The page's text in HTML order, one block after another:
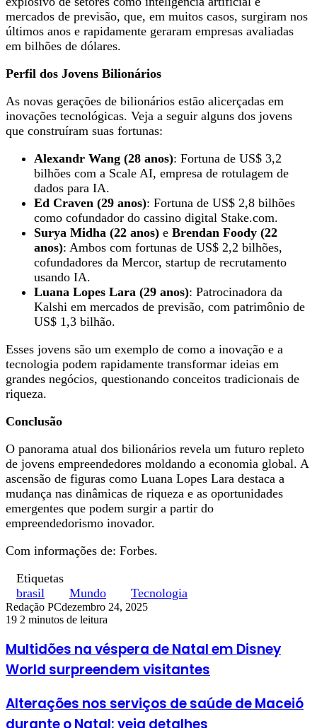
mercados de previsão, que, em muitos casos, surgiram nos
últimos anos e rapidamente geraram empresas avaliadas
em bilhões de dólares.
Perfil dos Jovens Bilionários
As novas gerações de bilionários estão alicerçadas em
inovações tecnológicas. Veja a seguir alguns dos jovens
que construíram suas fortunas:
Alexandr Wang (28 anos): Fortuna de US$ 3,2
bilhões com a Scale AI, empresa de rotulagem de
dados para IA.
Ed Craven (29 anos): Fortuna de US$ 2,8 bilhões
como cofundador do cassino digital Stake.com.
Surya Midha (22 anos) e Brendan Foody (22
anos): Ambos com fortunas de US$ 2,2 bilhões,
cofundadores da Mercor, startup de recrutamento
usando IA.
Luana Lopes Lara (29 anos): Patrocinadora da
Kalshi em mercados de previsão, com patrimônio de
US$ 1,3 bilhão.
Esses jovens são um exemplo de como a inovação e a
tecnologia podem rapidamente transformar ideias em
grandes negócios, questionando conceitos tradicionais de
riqueza.
Conclusão
O panorama atual dos bilionários revela um futuro repleto
de jovens empreendedores moldando a economia global. A
ascensão de figuras como Luana Lopes Lara destaca a
mudança nas dinâmicas de riqueza e as oportunidades
emergentes que podem surgir a partir do
empreendedorismo inovador.
Com informações de: Forbes.
Etiquetas
brasil
Mundo Tecnologia
Redação PCdezembro 24, 2025
19 2 minutos de leitura
Multidões na véspera de Natal em Disney
World surpreendem visitantes
Alterações nos serviços de saúde de Maceió
durante o Natal; veja detalhes